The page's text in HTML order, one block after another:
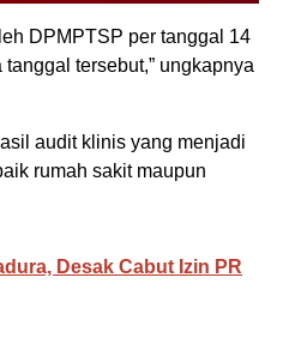
DPMPTSP per tanggal 14
tersebut,” ungkapnya
audit klinis yang menjadi
rumah sakit maupun
Desak Cabut Izin PR